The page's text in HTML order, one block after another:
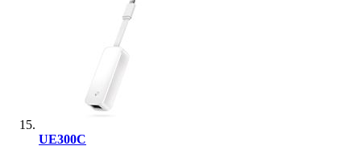
UE300C